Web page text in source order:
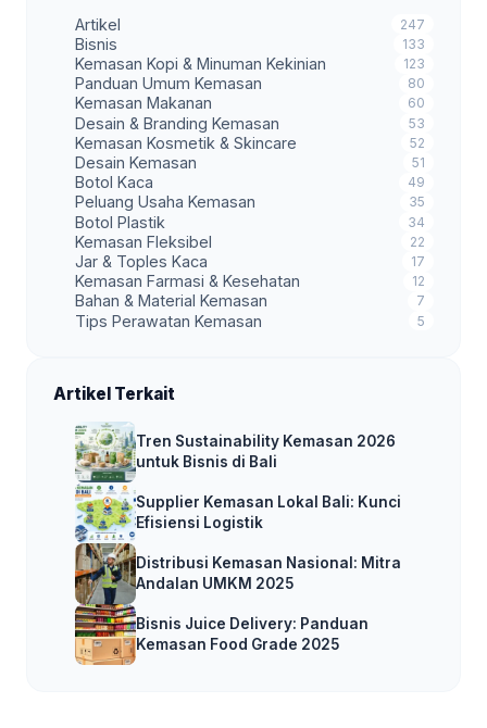
Artikel 247
Bisnis 133
Kemasan Kopi & Minuman Kekinian 123
Panduan Umum Kemasan 80
Kemasan Makanan 60
Desain & Branding Kemasan 53
Kemasan Kosmetik & Skincare 52
Desain Kemasan 51
Botol Kaca 49
Peluang Usaha Kemasan 35
Botol Plastik 34
Kemasan Fleksibel 22
Jar & Toples Kaca 17
Kemasan Farmasi & Kesehatan 12
Bahan & Material Kemasan 7
Tips Perawatan Kemasan 5
Artikel Terkait
Tren Sustainability Kemasan 2026
untuk Bisnis di Bali
Supplier Kemasan Lokal Bali: Kunci
Efisiensi Logistik
Distribusi Kemasan Nasional: Mitra
Andalan UMKM 2025
Bisnis Juice Delivery: Panduan
Kemasan Food Grade 2025